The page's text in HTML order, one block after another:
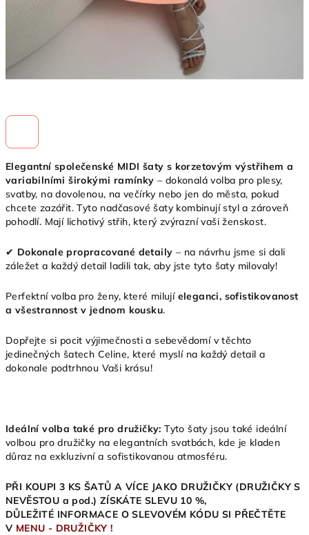
Elegantní společenské MIDI šaty s korzetovým výstřihem a
variabilními širokými ramínky – dokonalá volba pro plesy,
svatby, na dovolenou, na večírky nebo jen do města, pokud
chcete zazářit. Tyto nadčasové šaty kombinují styl a zároveň
pohodlí. Mají lichotivý střih, který zvýrazní vaši ženskost.
✔ Dokonale propracované detaily – na návrhu jsme si dali
záležet a každý detail ladili tak, aby jste tyto šaty milovaly!
Perfektní volba pro ženy, které milují eleganci, sofistikovanost
a všestrannost v jednom kousku.
Dopřejte si pocit výjimečnosti a sebevědomí v těchto
jedinečných šatech Celine, které myslí na každý detail a
dokonale podtrhnou Vaši krásu!
Ideální volba také pro družičky: Tyto šaty jsou také ideální
volbou pro družičky na elegantních svatbách, kde je kladen
důraz na exkluzivní a sofistikovanou atmosféru.
PŘI KOUPI 3 KS ŠATŮ A VÍCE JAKO DRUŽIČKY (DRUŽIČKY S
NEVĚSTOU a pod.) ZÍSKÁTE SLEVU 10 %,
DŮLEŽITÉ INFORMACE O SLEVOVÉM KÓDU SI PŘEČTĚTE
V MENU - DRUŽIČKY !